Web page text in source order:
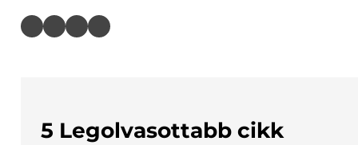
5 Legolvasottabb cikk